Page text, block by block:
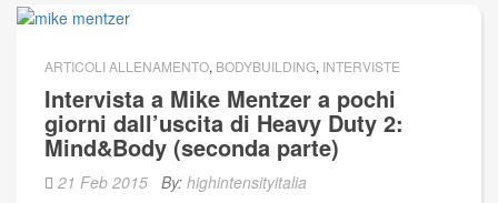
ARTICOLI ALLENAMENTO, BODYBUILDING, INTERVISTE
Intervista a Mike Mentzer a pochi
giorni dall’uscita di Heavy Duty 2:
Mind&Body (seconda parte)
21 Feb 2015 By: highintensityitalia